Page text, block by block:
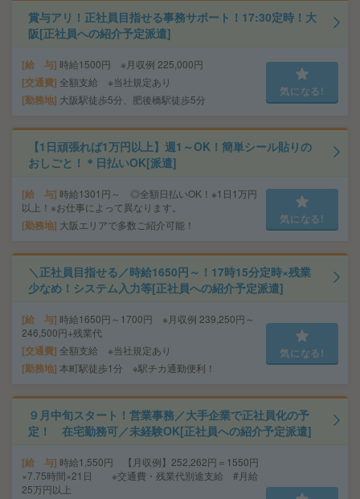
賞与アリ！正社員目指せる事務サポート！17:30定時！大
阪[正社員への紹介予定派遣]
給 与 時給1500円 ※月収例 225,000円
交通費 全額支給 ※当社規定あり
勤務地 大阪駅徒歩5分、肥後橋駅徒歩5分
気になる!
【1日頑張れば1万円以上】週1～OK！簡単シール貼りの
おしごと！＊日払いOK[派遣]
給 与 時給1301円～ ◎全額日払いOK！※1日1万円
以上！※お仕事によって異なります。
勤務地 大阪エリアで多数ご紹介可能！ 気になる!
＼正社員目指せる／時給1650円～！17時15分定時×残業
少なめ！システム入力等[正社員への紹介予定派遣]
給 与 時給1650円～1700円 ※月収例 239,250円～
246,500円+残業代
交通費 全額支給 ※当社規定あり
勤務地 本町駅徒歩1分 ※駅チカ通勤便利！
気になる!
９月中旬スタート！営業事務／大手企業で正社員化の予
定！ 在宅勤務可／未経験OK[正社員への紹介予定派遣]
給 与 時給1,550円 【月収例】252,262円＝1550円
×7.75時間×21日 ※交通費・残業代別途支給 #月給
25万円以上